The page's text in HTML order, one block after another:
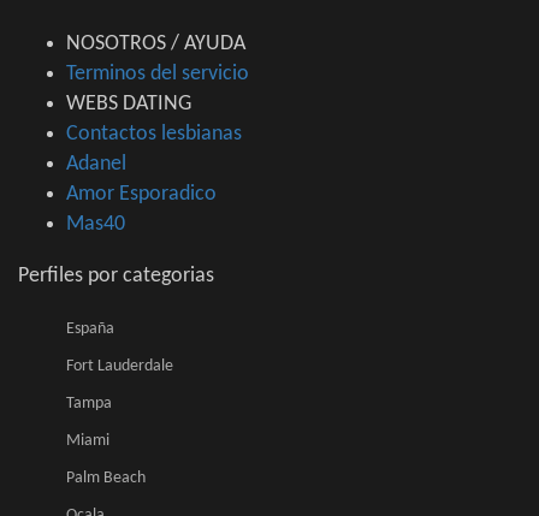
NOSOTROS / AYUDA
Terminos del servicio
WEBS DATING
Contactos lesbianas
Adanel
Amor Esporadico
Mas40
Perfiles por categorias
España
Fort Lauderdale
Tampa
Miami
Palm Beach